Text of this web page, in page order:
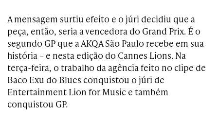
A mensagem surtiu efeito e o júri decidiu que a
peça, então, seria a vencedora do Grand Prix. É o
segundo GP que a AKQA São Paulo recebe em sua
história – e nesta edição do Cannes Lions. Na
terça-feira, o trabalho da agência feito no clipe de
Baco Exu do Blues conquistou o júri de
Entertainment Lion for Music e também
conquistou GP.